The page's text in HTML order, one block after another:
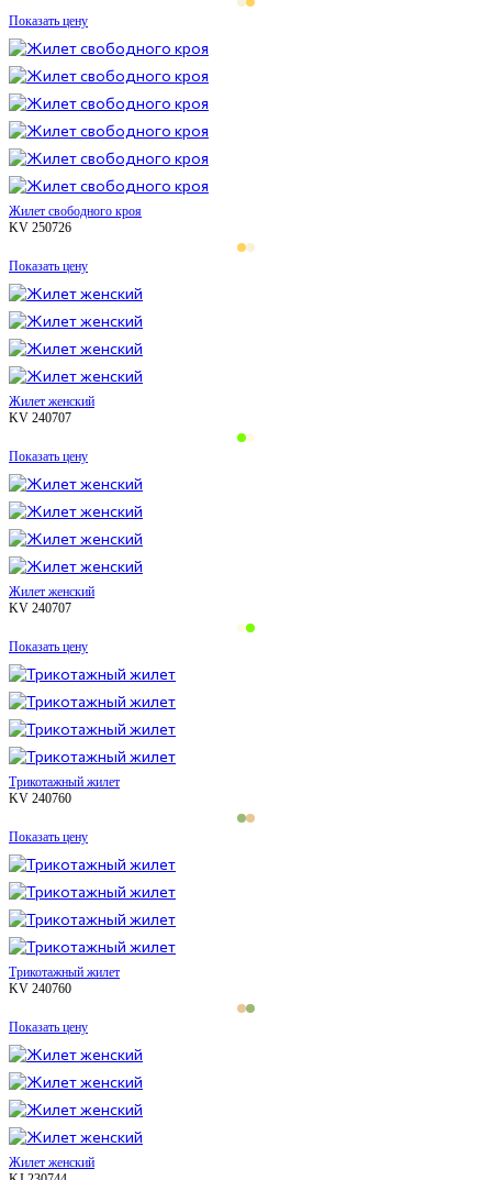
Показать цену
Жилет свободного кроя
KV 250726
Показать цену
Жилет женский
KV 240707
Показать цену
Жилет женский
KV 240707
Показать цену
Трикотажный жилет
KV 240760
Показать цену
Трикотажный жилет
KV 240760
Показать цену
Жилет женский